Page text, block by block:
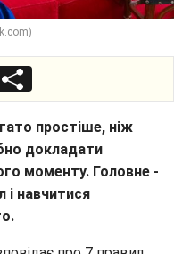
простіше, ніж
докладати
моменту. Головне -
і навчитися